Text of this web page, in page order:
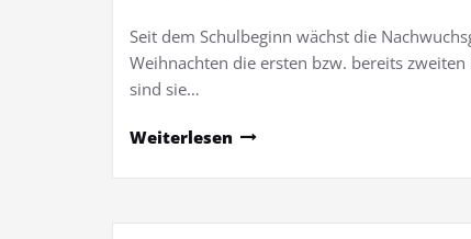
Seit dem Schulbeginn wächst die
Weihnachten die ersten bzw. bereits
sind sie…
Weiterlesen